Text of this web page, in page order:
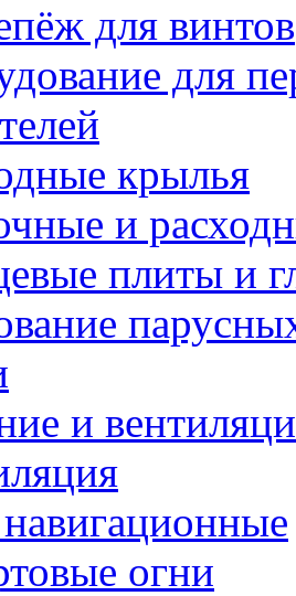
для винтов
для
крылья
и
плиты и
и
огни